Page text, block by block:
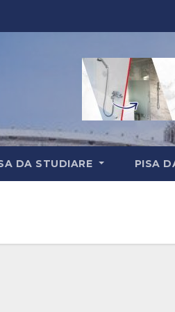
DA STUDIARE PISA